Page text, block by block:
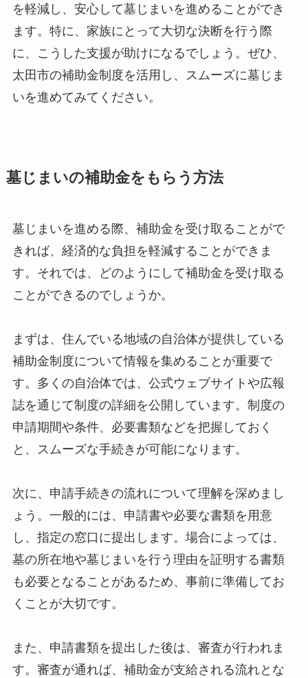
を軽減し、安心して墓じまいを進めることができ
ます。特に、家族にとって大切な決断を行う際
に、こうした支援が助けになるでしょう。ぜひ、
太田市の補助金制度を活用し、スムーズに墓じま
いを進めてみてください。
墓じまいの補助金をもらう方法
墓じまいを進める際、補助金を受け取ることがで
きれば、経済的な負担を軽減することができま
す。それでは、どのようにして補助金を受け取る
ことができるのでしょうか。
まずは、住んでいる地域の自治体が提供している
補助金制度について情報を集めることが重要で
す。多くの自治体では、公式ウェブサイトや広報
誌を通じて制度の詳細を公開しています。制度の
申請期間や条件、必要書類などを把握しておく
と、スムーズな手続きが可能になります。
次に、申請手続きの流れについて理解を深めまし
ょう。一般的には、申請書や必要な書類を用意
し、指定の窓口に提出します。場合によっては、
墓の所在地や墓じまいを行う理由を証明する書類
も必要となることがあるため、事前に準備してお
くことが大切です。
また、申請書類を提出した後は、審査が行われま
す。審査が通れば、補助金が支給される流れとな